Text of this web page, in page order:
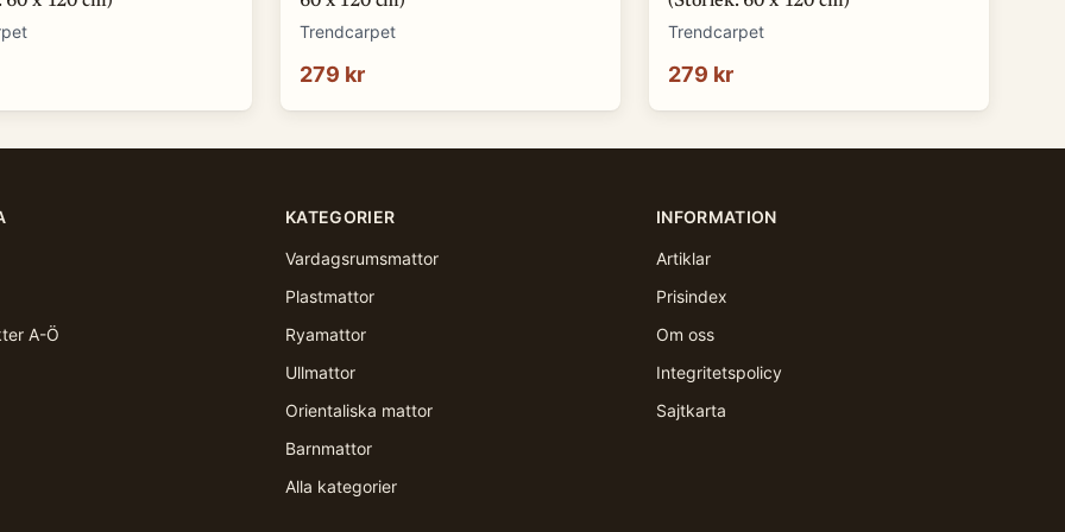
Trendcarpet
279 kr
Trendcarpet
279 kr
A-Ö
KATEGORIER
Vardagsrumsmattor
Plastmattor
Ryamattor
Ullmattor
Orientaliska mattor
Barnmattor
Alla kategorier
INFORMATION
Artiklar
Prisindex
Om oss
Integritetspolicy
Sajtkarta